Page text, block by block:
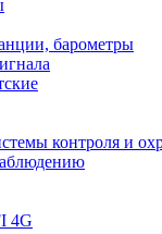
барометры
контроля и
4G